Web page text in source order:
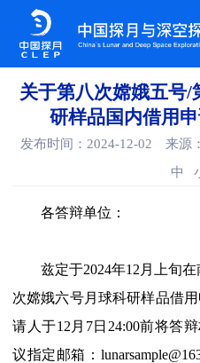
关于第八次嫦娥五号/
研样品国内借用
发布时间：2024-12-02 来源
中
各答辩单位：
兹定于2024年12月上旬
次嫦娥六号月球科研样品借
请人于12月7日24:00前将答
议指定邮箱：